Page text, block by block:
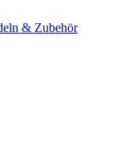
& Zubehör